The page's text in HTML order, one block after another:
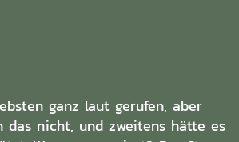
ganz laut gerufen, aber
das nicht, und zweitens hätte es